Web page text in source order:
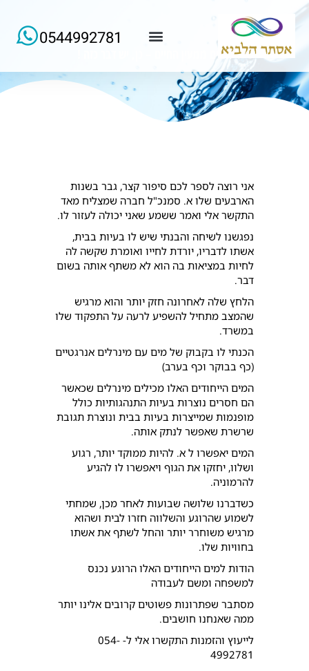
0544992781
למידע ורישום של הרצאות החודש
המים ממעין החיים – כן, יש דבר כזה !
אני רוצה לספר לכם סיפור קצר, גבר בשנות
הארבעים שלו א. סמנכ"ל חברה שמצליח מאד
התקשר אלי ואמר ששמע שאני יכולה לעזור לו.
נפגשנו לשיחה והבנתי שיש לו בעיות בבית,
אשתו לדבריו, יורדת לחייו ואומרת שקשה לה
לחיות במציאות בה הוא לא משתף אותה בשום
דבר.
הלחץ שלה לאחרונה חזק יותר והוא מרגיש
שהמצב מתחיל להשפיע לרעה על התפקוד שלו
במשרד.
הכנתי לו בקבוק של מים עם מינרלים אנרגטיים
(כף בבוקר וכף בערב)
המים הייחודים האלו מכילים מינרלים שכאשר
הם חסרים נוצרות בעיות התנהגותיות כולל
מופנמות שמייצרות בעיות בבית ונוצרת תגובת
שרשרת שאפשר לנתק אותה.
המים יאפשרו ל א. להיות ממוקד יותר, רגוע
ושלוו, יחזקו את הגוף ויאפשרו לו להגיע
להרמוניה.
כשדברנו שלושה שבועות לאחר מכן, שמחתי
לשמוע שהרוגע והשלווה חזרו לבית ושהוא
מרגיש משוחרר יותר והחל לשתף את אשתו
בחוויות שלו.
הודות למים הייחודים האלו הרוגע נכנס
למשפחה ומשם לעבודה
מסתבר שפתרונות פשוטים קרובים אלינו יותר
ממה שאנחנו חושבים.
לייעוץ והזמנות התקשרו אלי ל- 054-
4992781